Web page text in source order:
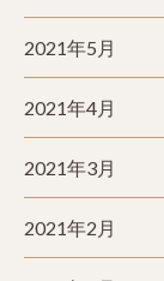
2021年5月
2021年4月
2021年3月
2021年2月